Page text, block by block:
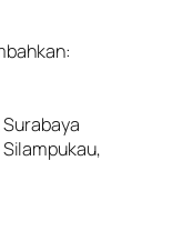
Surabaya